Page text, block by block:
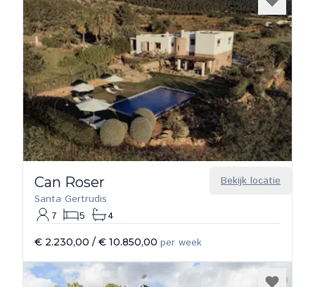
Bekijk locatie
Can Roser
Santa Gertrudis
7
5 4
€ 2.230,00 / € 10.850,00 per week